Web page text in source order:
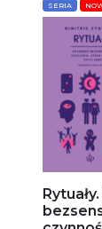
SERIA